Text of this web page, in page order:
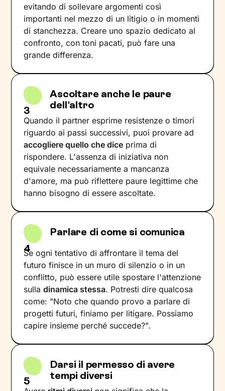
evitando di sollevare argomenti così
importanti nel mezzo di un litigio o in momenti
di stanchezza. Creare uno spazio dedicato al
confronto, con toni pacati, può fare una
grande differenza.
3
Ascoltare anche le paure
dell'altro
Quando il partner esprime resistenze o timori
riguardo ai passi successivi, puoi provare ad
accogliere quello che dice prima di
rispondere. L'assenza di iniziativa non
equivale necessariamente a mancanza
d'amore, ma può riflettere paure legittime che
hanno bisogno di essere ascoltate.
4
Parlare di come si comunica
Se ogni tentativo di affrontare il tema del
futuro finisce in un muro di silenzio o in un
conflitto, può essere utile spostare l'attenzione
sulladinamica stessa. Potresti dire qualcosa
come: "Noto che quando provo a parlare di
progetti futuri, finiamo per litigare. Possiamo
capire insieme perché succede?".
5
Darsi il permesso di avere
tempi diversi